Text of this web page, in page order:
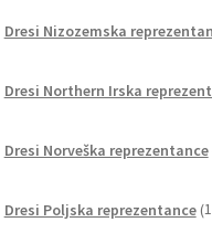
Dresi Nizozemska
Dresi Northern Irska
Dresi Norveška reprezentance
Dresi Poljska reprezentance